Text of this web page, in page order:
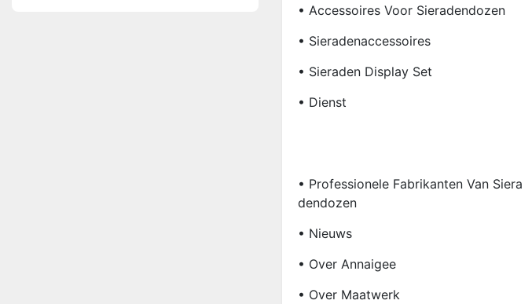
• Accessoires Voor Sieradendozen
• Sieradenaccessoires
• Sieraden Display Set
• Dienst
• Professionele Fabrikanten Van Siera
Dendozen
• Nieuws
• Over Annaigee
• Over Maatwerk